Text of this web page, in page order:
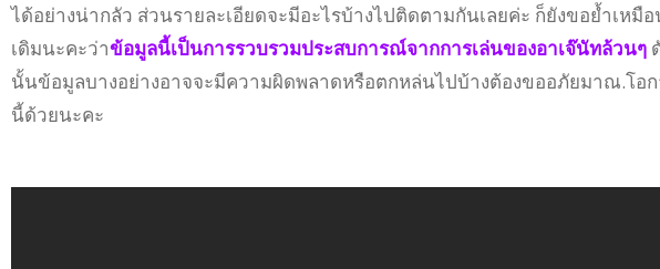
ได้อย่างน่ากลัว ส่วนรายละเอียดจะมีอะไรบ้างไปติดตามกันเลยค่ะ ก็ยังขอย้ำเหมื
เดิมนะคะว่าข้อมูลนี้เป็นการรวบรวมประสบการณ์จากการเล่นของอาเจ๊นัทล้วนๆ
นั้นข้อมูลบางอย่างอาจจะมีความผิดพลาดหรือตกหล่นไปบ้างต้องขออภัยมาณ.โอ
นี้ด้วยนะคะ